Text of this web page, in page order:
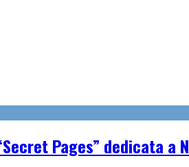
Pages” dedicata a